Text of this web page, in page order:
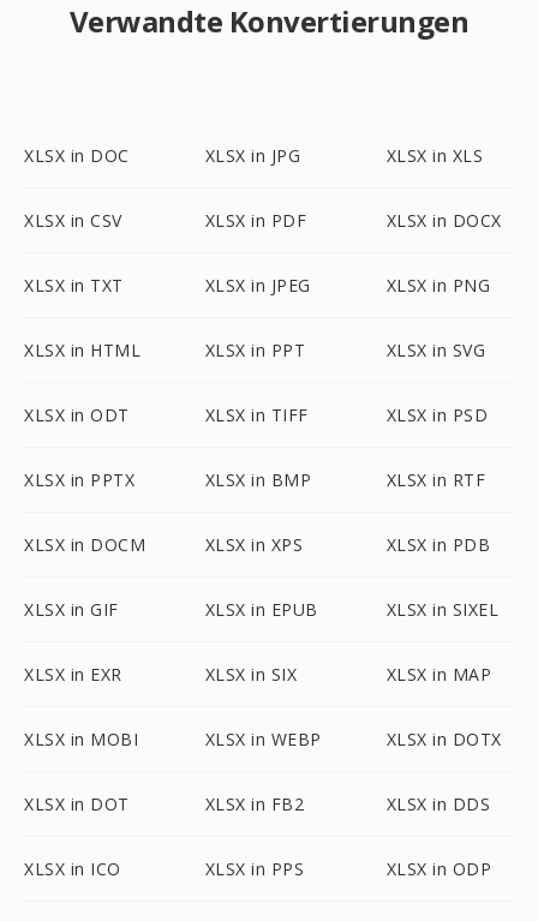
Verwandte Konvertierungen
XLSX in DOC XLSX in JPG XLSX in XLS
XLSX in CSV XLSX in PDF XLSX in DOCX
XLSX in TXT XLSX in JPEG XLSX in PNG
XLSX in HTML XLSX in PPT XLSX in SVG
XLSX in ODT XLSX in TIFF XLSX in PSD
XLSX in PPTX XLSX in BMP XLSX in RTF
XLSX in DOCM XLSX in XPS XLSX in PDB
XLSX in GIF XLSX in EPUB XLSX in SIXEL
XLSX in EXR XLSX in SIX XLSX in MAP
XLSX in MOBI XLSX in WEBP XLSX in DOTX
XLSX in DOT XLSX in FB2 XLSX in DDS
XLSX in ICO XLSX in PPS XLSX in ODP